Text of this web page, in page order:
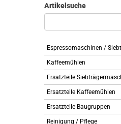
Artikelsuche
Espressomaschinen /
Kaffeemühlen
Ersatzteile
Ersatzteile Kaffeemühlen
Ersatzteile Baugruppen
Reinigung / Pflege